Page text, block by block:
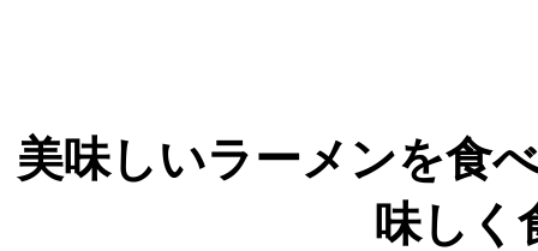
美味しいラーメンを食
味しく